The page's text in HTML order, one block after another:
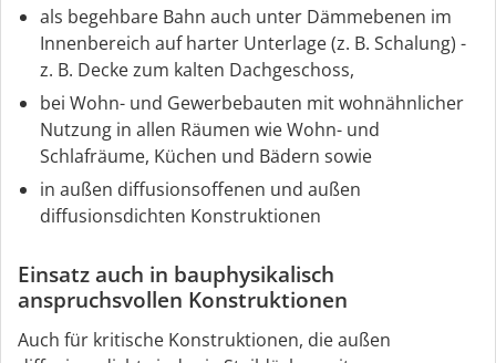
als begehbare Bahn auch unter Dämmebenen im
Innenbereich auf harter Unterlage (z. B. Schalung) -
z. B. Decke zum kalten Dachgeschoss,
bei Wohn- und Gewerbebauten mit wohnähnlicher
Nutzung in allen Räumen wie Wohn- und
Schlafräume, Küchen und Bädern sowie
in außen diffusionsoffenen und außen
diffusionsdichten Konstruktionen
Einsatz auch in bauphysikalisch
anspruchsvollen Konstruktionen
Auch für kritische Konstruktionen, die außen